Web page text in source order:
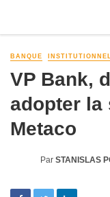
BANQUE
VP Bank,
adopter la
Metaco
Par STANISLAS